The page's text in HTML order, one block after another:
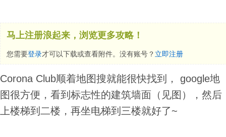
马上注册浪起来，浏览更多攻略！
您需要登录才可以下载或查看附件。没有账号？ 立即注册
Corona Club顺着地图搜就能很快找到， google地
图很方便，看到标志性的建筑墙面（见图），然后
上楼梯到二楼，再坐电梯到三楼就好了~